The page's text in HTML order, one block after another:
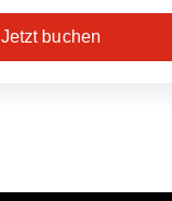
Jetzt buchen